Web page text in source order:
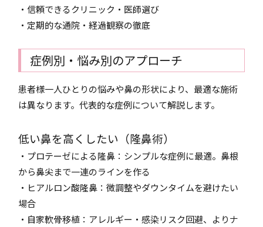
・信頼できるクリニック・医師選び
・定期的な通院・経過観察の徹底
症例別・悩み別のアプローチ
患者様一人ひとりの悩みや鼻の形状により、最適な施術
は異なります。代表的な症例について解説します。
低い鼻を高くしたい（隆鼻術）
・プロテーゼによる隆鼻：シンプルな症例に最適。鼻根
から鼻尖まで一連のラインを作る
・ヒアルロン酸隆鼻：微調整やダウンタイムを避けたい
場合
・自家軟骨移植：アレルギー・感染リスク回避、よりナ